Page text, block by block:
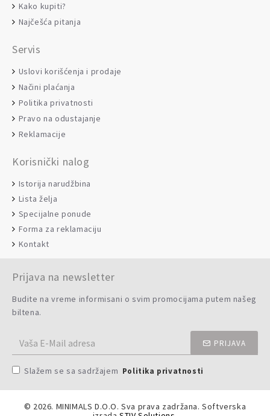
Kako kupiti?
Najčešća pitanja
Servis
Uslovi korišćenja i prodaje
Načini plaćanja
Politika privatnosti
Pravo na odustajanje
Reklamacije
Korisnički nalog
Istorija narudžbina
Lista želja
Specijalne ponude
Forma za reklamaciju
Kontakt
Prijava na newsletter
Budite na vreme informisani o svim promocijama putem našeg
biltena.
PRIJAVA
Slažem se sa sadržajem Politika privatnosti
© 2026. MINIMALS D.O.O. Sva prava zadržana. Softverska